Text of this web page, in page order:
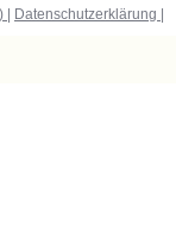
Datenschutzerklärung